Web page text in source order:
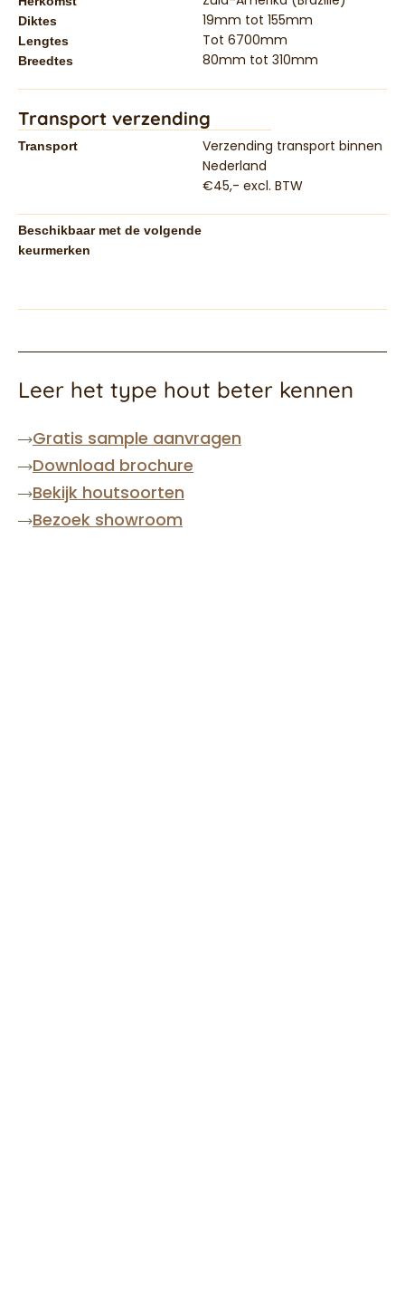
Diktes 19mm tot 155mm
Lengtes Tot 6700mm
Breedtes 80mm tot 310mm
Transport verzending
Transport
Verzending transport binnen
Nederland
€45,- excl. BTW
Beschikbaar met de volgende
keurmerken
Leer het type hout beter kennen
Gratis sample aanvragen
Download brochure
Bekijk houtsoorten
Bezoek showroom